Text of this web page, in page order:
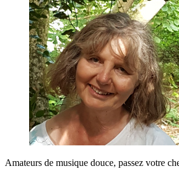
Amateurs de musique douce, passez votre